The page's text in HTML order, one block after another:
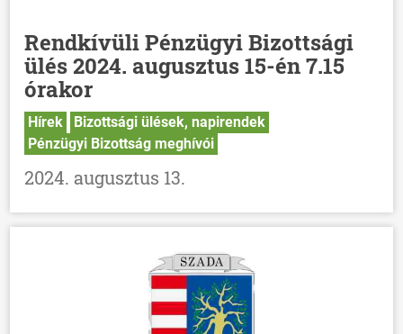
Rendkívüli Pénzügyi Bizottsági
ülés 2024. augusztus 15-én 7.15
órakor
Hírek
Bizottsági ülések, napirendek
Pénzügyi Bizottság meghívói
2024. augusztus 13.